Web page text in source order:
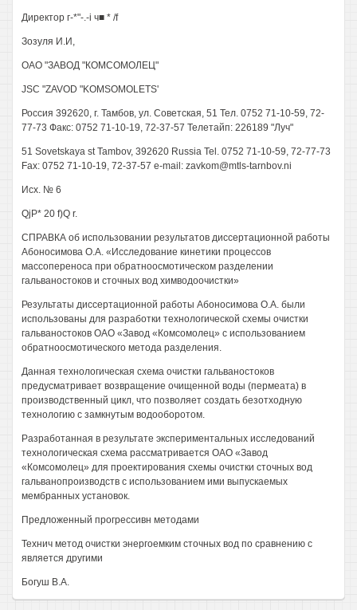
Директор г-*"-.-i ч■ * /f
Зозуля И.И,
ОАО "ЗАВОД "КОМСОМОЛЕЦ"
JSC "ZAVOD "KOMSOMOLETS'
Россия 392620, г. Тамбов, ул. Советская, 51 Тел. 0752 71-10-59, 72-
77-73 Факс: 0752 71-10-19, 72-37-57 Телетайп: 226189 "Луч"
51 Sovetskaya st Tambov, 392620 Russia Tel. 0752 71-10-59, 72-77-73
Fax: 0752 71-10-19, 72-37-57 e-mail: zavkom@mtls-tarnbov.ni
Исх. № 6
QjP* 20 f)Q r.
СПРАВКА об использовании результатов диссертационной работы
Абоносимова O.A. «Исследование кинетики процессов
массопереноса при обратноосмотическом разделении
гальваностоков и сточных вод химводоочистки»
Результаты диссертационной работы Абоносимова O.A. были
использованы для разработки технологической схемы очистки
гальваностоков ОАО «Завод «Комсомолец» с использованием
обратноосмотического метода разделения.
Данная технологическая схема очистки гальваностоков
предусматривает возвращение очищенной воды (пермеата) в
производственный цикл, что позволяет создать безотходную
технологию с замкнутым водооборотом.
Разработанная в результате экспериментальных исследований
технологическая схема рассматривается ОАО «Завод
«Комсомолец» для проектирования схемы очистки сточных вод
гальванопроизводств с использованием ими выпускаемых
мембранных установок.
Предложенный прогрессивн методами
Технич метод очистки энергоемким сточных вод по сравнению с
является другими
Богуш В.А.